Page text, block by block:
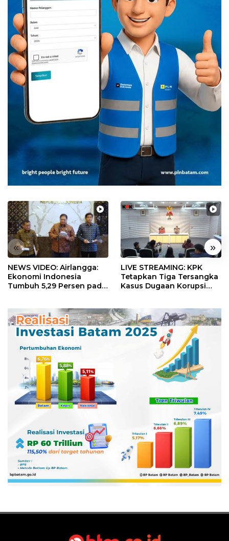
« »
NEWS VIDEO: Airlangga:
Ekonomi Indonesia
Tumbuh 5,29 Persen pada
LIVE STREAMING: KPK
Tetapkan Tiga Tersangka
Kasus Dugaan Korupsi